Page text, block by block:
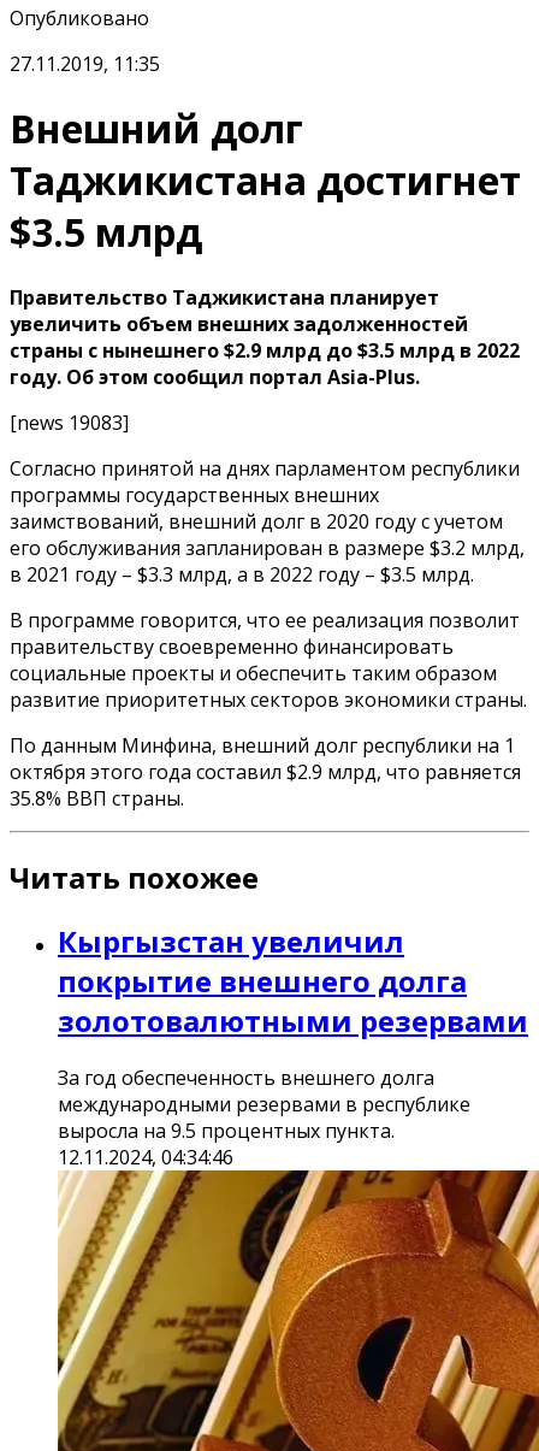
Опубликовано
27.11.2019, 11:35
Внешний долг
Таджикистана достигнет
$3.5 млрд
Правительство Таджикистана планирует
увеличить объем внешних задолженностей
страны с нынешнего $2.9 млрд до $3.5 млрд в 2022
году. Об этом сообщил портал Asia-Plus.
[news 19083]
Согласно принятой на днях парламентом республики
программы государственных внешних
заимствований, внешний долг в 2020 году с учетом
его обслуживания запланирован в размере $3.2 млрд,
в 2021 году – $3.3 млрд, а в 2022 году – $3.5 млрд.
В программе говорится, что ее реализация позволит
правительству своевременно финансировать
социальные проекты и обеспечить таким образом
развитие приоритетных секторов экономики страны.
По данным Минфина, внешний долг республики на 1
октября этого года составил $2.9 млрд, что равняется
35.8% ВВП страны.
Читать похожее
Кыргызстан увеличил
покрытие внешнего долга
золотовалютными резервами
За год обеспеченность внешнего долга
международными резервами в республике
выросла на 9.5 процентных пункта.
12.11.2024, 04:34:46